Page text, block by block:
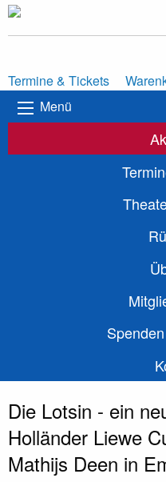
Termine & Tickets
Menü
Die Lotsin - ein
Holländer Liewe
Mathijs Deen in